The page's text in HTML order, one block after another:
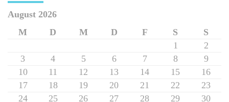
August 2026
M
D M D F S
S
1
2
3
4 5 6 7 8
9
10
11 12 13 14 15
16
17
18 19 20 21 22
23
24
25 26 27 28 29
30